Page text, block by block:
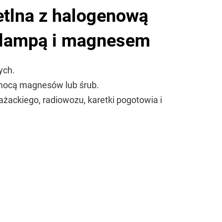
z halogenową
i magnesem
magnesów lub śrub.
radiowozu, karetki pogotowia i